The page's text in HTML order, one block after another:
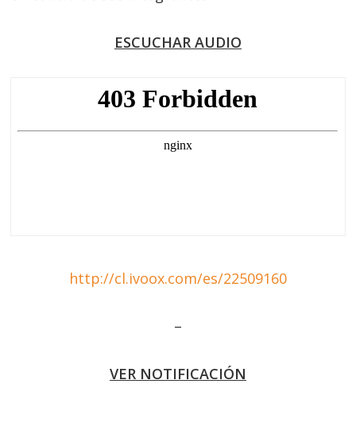
ESCUCHAR AUDIO
http://cl.ivoox.com/es/22509160
–
VER NOTIFICACIÓN